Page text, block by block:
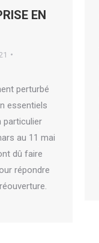
EN
perturbé
essentiels
particulier
au 11 mai
dû faire
répondre